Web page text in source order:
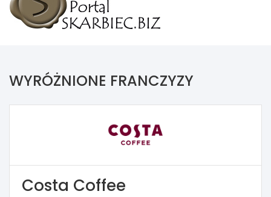
WYRÓŻNIONE FRANCZYZY
Costa Coffee